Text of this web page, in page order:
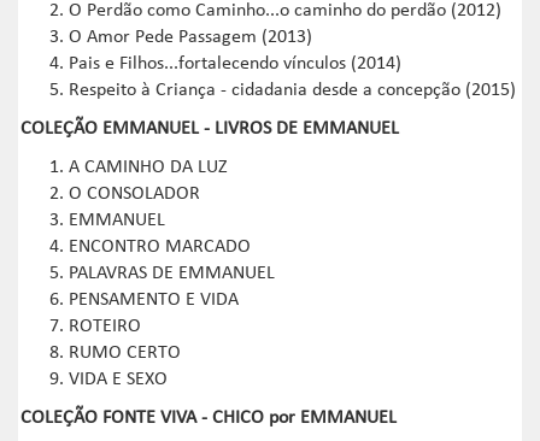
O Perdão como Caminho...o caminho do perdão (2012)
O Amor Pede Passagem (2013)
Pais e Filhos...fortalecendo vínculos (2014)
Respeito à Criança - cidadania desde a concepção (2015)
COLEÇÃO EMMANUEL - LIVROS DE EMMANUEL
A CAMINHO DA LUZ
O CONSOLADOR
EMMANUEL
ENCONTRO MARCADO
PALAVRAS DE EMMANUEL
PENSAMENTO E VIDA
ROTEIRO
RUMO CERTO
VIDA E SEXO
COLEÇÃO FONTE VIVA - CHICO por EMMANUEL